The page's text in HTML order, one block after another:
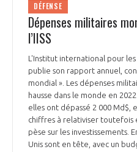
DÉFENSE
Dépenses militaires
l’IISS
L'Institut international pour
publie son rapport annuel,
mondial ». Les dépenses
hausse dans le monde en
elles ont dépassé 2 000 Md$,
chiffres à relativiser toutefois
pèse sur les investissements.
Unis sont en tête, avec un